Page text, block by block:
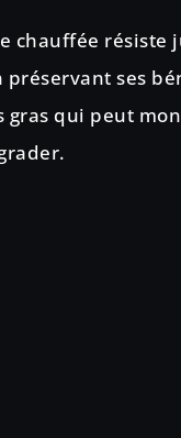
chauffée résiste
ses
gras qui peut